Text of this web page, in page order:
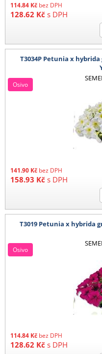
114.84 Kč bez DPH
128.62 Kč s DPH
T3034P Petunia x hybrida
141.90 Kč bez DPH
158.93 Kč s DPH
Osivo
T3019 Petunia x hybrida
114.84 Kč bez DPH
128.62 Kč s DPH
Osivo